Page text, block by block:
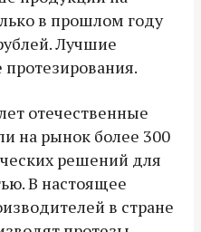
в прошлом году
Лучшие
отечественные
на рынок более 300
решений для
В настоящее
в стране